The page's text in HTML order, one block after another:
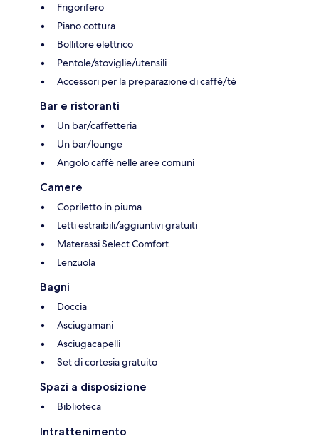
Frigorifero
Piano cottura
Bollitore elettrico
Pentole/stoviglie/utensili
Accessori per la preparazione di caffè/tè
Bar e ristoranti
Un bar/caffetteria
Un bar/lounge
Angolo caffè nelle aree comuni
Camere
Copriletto in piuma
Letti estraibili/aggiuntivi gratuiti
Materassi Select Comfort
Lenzuola
Bagni
Doccia
Asciugamani
Asciugacapelli
Set di cortesia gratuito
Spazi a disposizione
Biblioteca
Intrattenimento